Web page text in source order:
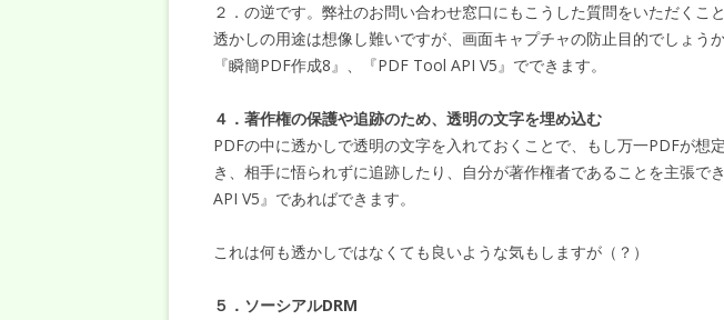
２．の逆です。弊社のお問い合わせ窓口にもこうした質問をいただくこ
透かしの用途は想像し難いですが、画面キャプチャの防止目的でしょう
『瞬簡PDF作成8』、『PDF Tool API V5』でできます。
４．著作権の保護や追跡のため、透明の文字を埋め込む
PDFの中に透かしで透明の文字を入れておくことで、もし万一PDFが想
き、相手に悟られずに追跡したり、自分が著作権者であることを主張で
API V5』であればできます。
これは何も透かしではなくても良いような気もしますが（？）
５．ソーシアルDRM